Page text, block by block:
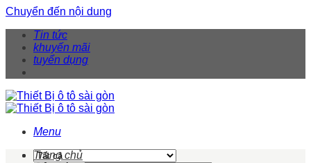
Chuyển đến nội dung
Tin tức
khuyến mãi
tuyển dụng
Menu
Trang chủ